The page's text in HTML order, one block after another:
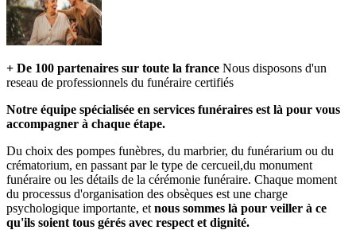
+ De 100 partenaires sur toute la france Nous disposons d'un
reseau de professionnels du funéraire certifiés
Notre équipe spécialisée en services funéraires est là pour vous
accompagner à chaque étape.
Du choix des pompes funèbres, du marbrier, du funérarium ou du
crématorium, en passant par le type de cercueil,du monument
funéraire ou les détails de la cérémonie funéraire. Chaque moment
du processus d'organisation des obsèques est une charge
psychologique importante, et nous sommes là pour veiller à ce
qu'ils soient tous gérés avec respect et dignité.